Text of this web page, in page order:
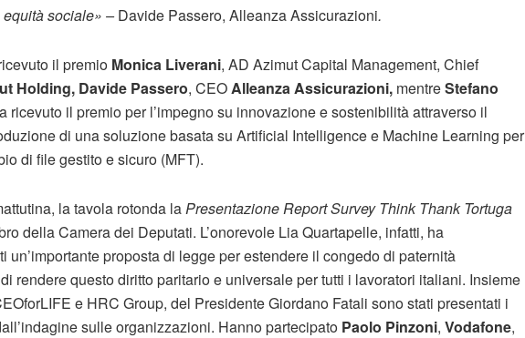
sociale» –Davide Passero, Alleanza Assicurazioni.
il premio Monica Liverani, AD Azimut Capital Management, Chief
Holding, Davide Passero, CEOAlleanza Assicurazioni, mentreStefano
ricevuto il premio per l’impegno su innovazione e sostenibilità attraverso il
di una soluzione basata su Artificial Intelligence e Machine Learning per
di file gestito e sicuro (MFT).
la tavola rotonda laPresentazione Report Survey Think Thank Tortuga
della Camera dei Deputati. L’onorevole Lia Quartapelle, infatti, ha
un’importante proposta di legge per estendere il congedo di paternità
rendere questo diritto paritario e universale per tutti i lavoratori italiani. Insieme
e HRC Group, del Presidente Giordano Fatali sono stati presentati i
sulle organizzazioni. Hanno partecipato Paolo Pinzoni, Vodafone,